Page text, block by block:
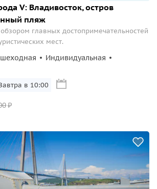
V: Владивосток, остров
пляж
главных достопримечательностей
нетуристических мест.
Индивидуальная
в 10:00
₽